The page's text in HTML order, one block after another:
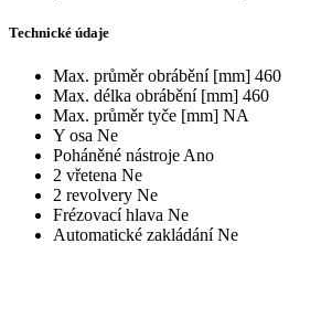
Technické údaje
Max. průměr obrábění [mm] 460
Max. délka obrábění [mm] 460
Max. průměr tyče [mm] NA
Y osa Ne
Poháněné nástroje Ano
2 vřetena Ne
2 revolvery Ne
Frézovací hlava Ne
Automatické zakládání Ne